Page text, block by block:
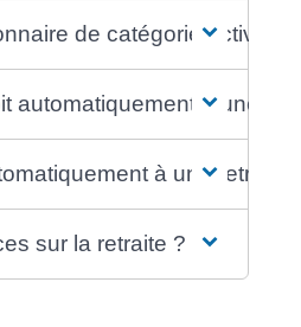
de catégorie active ?
à une
à une retraite
sur la retraite ?